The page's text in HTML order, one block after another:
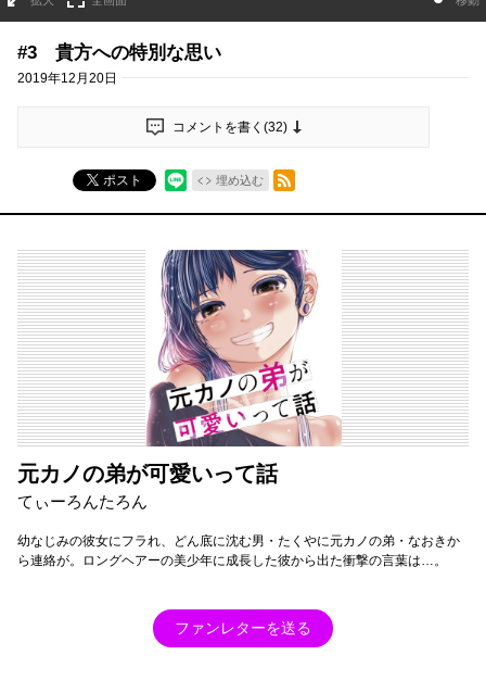
#3 貴方への特別な思い
2019年12月20日
コメントを書く(32)
ポスト 埋め込む
RSSフィード
元カノの弟が可愛いって話
てぃーろんたろん
幼なじみの彼女にフラれ、どん底に沈む男・たくやに元カノの弟・なおきか
ら連絡が。ロングヘアーの美少年に成長した彼から出た衝撃の言葉は…。
ファンレターを送る